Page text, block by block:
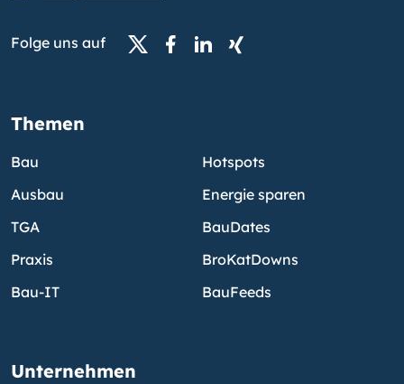
Folge uns auf
Themen
Bau
Ausbau
TGA
Praxis
Bau-IT
Hotspots
Energie sparen
BauDates
BroKatDowns
BauFeeds
Unternehmen